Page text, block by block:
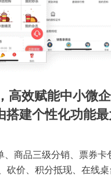
高效赋能中小微
搭建个性化功能
商品三级分销、票券卡
价、积分抵现、在线桌